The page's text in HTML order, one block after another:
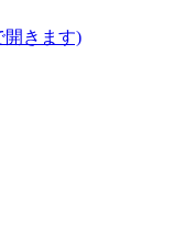
開きます)